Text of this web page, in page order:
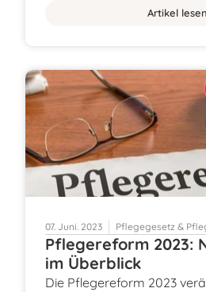
Artikel lesen
07. Juni. 2023 Pflegegesetz &
Pflegereform 2023:
im Überblick
Die Pflegereform 2023